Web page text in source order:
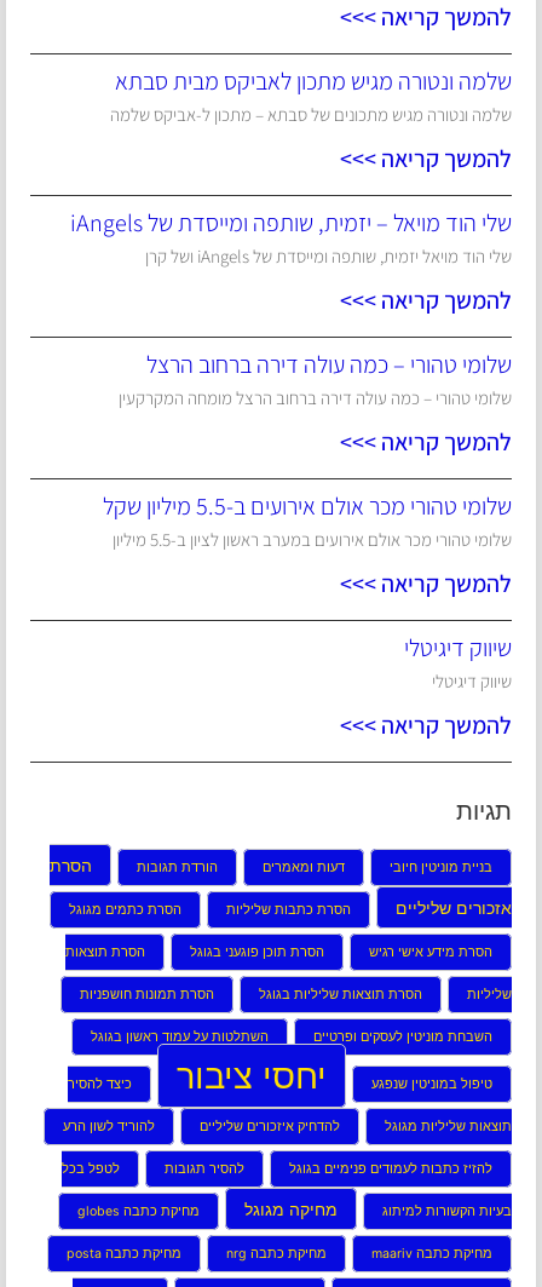
להמשך קריאה >>>
שלמה ונטורה מגיש מתכון לאביקס מבית סבתא
שלמה ונטורה מגיש מתכונים של סבתא – מתכון ל-אביקס שלמה
להמשך קריאה >>>
שלי הוד מויאל – יזמית, שותפה ומייסדת של iAngels
שלי הוד מויאל יזמית, שותפה ומייסדת של iAngels ושל קרן
להמשך קריאה >>>
שלומי טהורי – כמה עולה דירה ברחוב הרצל
שלומי טהורי – כמה עולה דירה ברחוב הרצל מומחה המקרקעין
להמשך קריאה >>>
שלומי טהורי מכר אולם אירועים ב-5.5 מיליון שקל
שלומי טהורי מכר אולם אירועים במערב ראשון לציון ב-5.5 מיליון
להמשך קריאה >>>
שיווק דיגיטלי
שיווק דיגיטלי
להמשך קריאה >>>
תגיות
בניית מוניטין חיובי דעות ומאמרים הורדת תגובות הסרת
אזכורים שליליים הסרת כתבות שליליות הסרת כתמים מגוגל
הסרת מידע אישי רגיש הסרת תוכן פוגעני בגוגל הסרת תוצאות
שליליות הסרת תוצאות שליליות בגוגל הסרת תמונות חושפניות
השבחת מוניטין לעסקים ופרטיים השתלטות על עמוד ראשון בגוגל
טיפול במוניטין שנפגע יחסי ציבור כיצד להסיר
תוצאות שליליות מגוגל להדחיק איזכורים שליליים להוריד לשון הרע
להזיז כתבות לעמודים פנימיים בגוגל להסיר תגובות לטפל בכל
בעיות הקשורות למיתוג מחיקה מגוגל מחיקת כתבה globes
מחיקת כתבה maariv מחיקת כתבה nrg מחיקת כתבה posta